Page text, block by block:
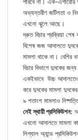
অভ্যন্তরীণ জটিলতা ও
এখনো ঝুলে আছে।
দ্রুত বিচার প্রক্রিয়া
বিশেষ জজ আদালতে
মামলা থাকে না।
বিচার বিভাগে দুদকের
একইভাবে উচ্চ
করে দুদকের মামলা
৯ শতাংশ মামলাও
নেই স্থায়ী প্রসিকিউশন:
এখনো আদালতে মামলা
লিগ্যাল অ্যান্ড